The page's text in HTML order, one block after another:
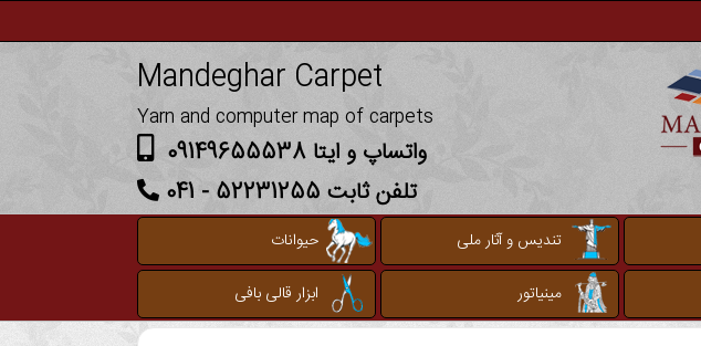
Mandeghar Carpet
Yarn and computer map of carpets
واتساپ و ایتا 09149655538
تلفن ثابت 52231255 - 041
تندیس و آثار ملی
حیوانات
مینیاتور ابزار قالی بافی